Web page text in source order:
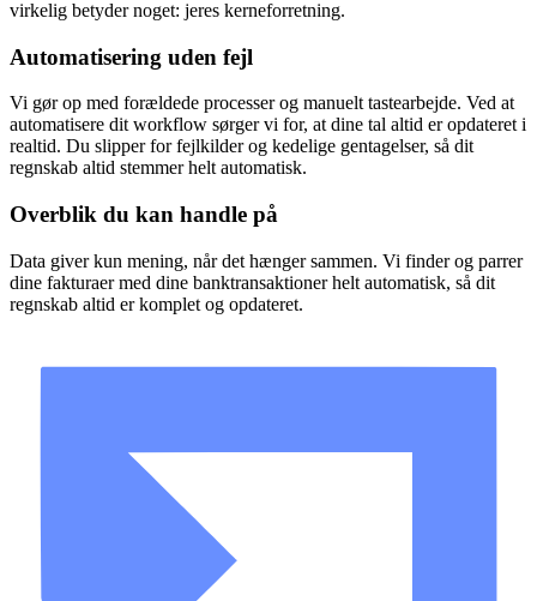
virkelig betyder noget: jeres kerneforretning.
Automatisering uden fejl
Vi gør op med forældede processer og manuelt tastearbejde. Ved at
automatisere dit workflow sørger vi for, at dine tal altid er opdateret i
realtid. Du slipper for fejlkilder og kedelige gentagelser, så dit
regnskab altid stemmer helt automatisk.
Overblik du kan handle på
Data giver kun mening, når det hænger sammen. Vi finder og parrer
dine fakturaer med dine banktransaktioner helt automatisk, så dit
regnskab altid er komplet og opdateret.